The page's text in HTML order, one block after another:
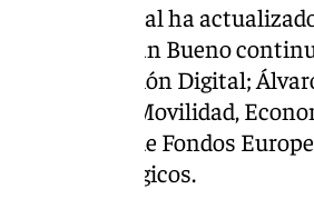
municipal ha
ejecutiva. Juan Bueno
Transformación Digital;
Innovadores, Movilidad,
responsable de Fondos
Estratégicos.